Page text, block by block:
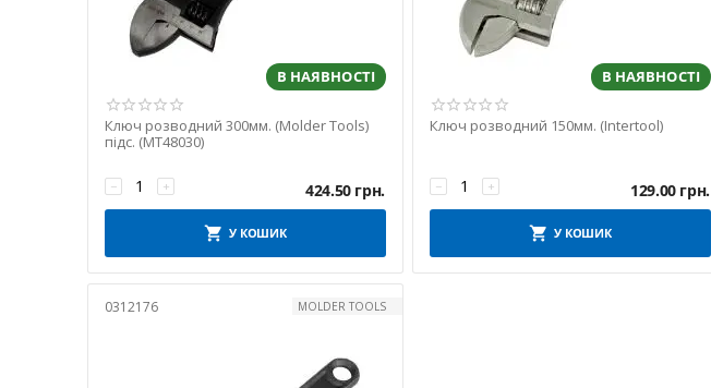
В НАЯВНОСТІ
Ключ розводний 300мм. (Molder Tools)
підс. (MT48030)
+
− 424.50 грн.
У КОШИК
В НАЯВНОСТІ
Ключ розводний 150мм. (Intertool)
+
− 129.00 грн.
У КОШИК
0312176 MOLDER TOOLS